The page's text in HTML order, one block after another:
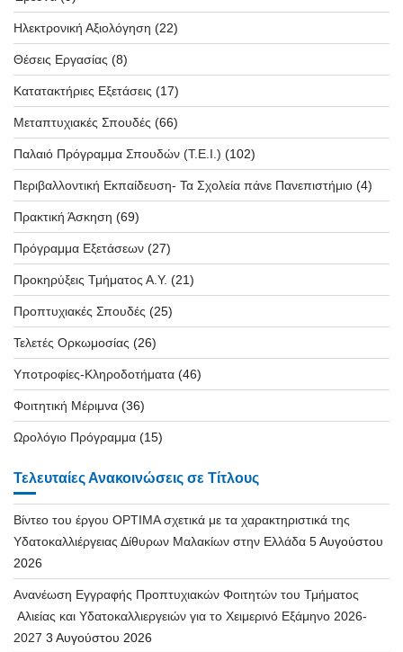
Ηλεκτρονική Αξιολόγηση (22)
Θέσεις Εργασίας (8)
Κατατακτήριες Εξετάσεις (17)
Μεταπτυχιακές Σπουδές (66)
Παλαιό Πρόγραμμα Σπουδών (T.E.I.) (102)
Περιβαλλοντική Εκπαίδευση- Τα Σχολεία πάνε Πανεπιστήμιο (4)
Πρακτική Άσκηση (69)
Πρόγραμμα Εξετάσεων (27)
Προκηρύξεις Τμήματος Α.Υ. (21)
Προπτυχιακές Σπουδές (25)
Τελετές Ορκωμοσίας (26)
Υποτροφίες-Κληροδοτήματα (46)
Φοιτητική Μέριμνα (36)
Ωρολόγιο Πρόγραμμα (15)
Τελευταίες Ανακοινώσεις σε Τίτλους
Βίντεο του έργου OPTIMA σχετικά με τα χαρακτηριστικά της
Υδατοκαλλιέργειας Δίθυρων Μαλακίων στην Ελλάδα 5 Αυγούστου
2026
Ανανέωση Εγγραφής Προπτυχιακών Φοιτητών του Τμήματος
Αλιείας και Υδατοκαλλιεργειών για το Χειμερινό Εξάμηνο 2026-
2027 3 Αυγούστου 2026